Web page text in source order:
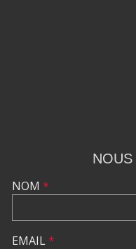
NOUS
NOM *
EMAIL*